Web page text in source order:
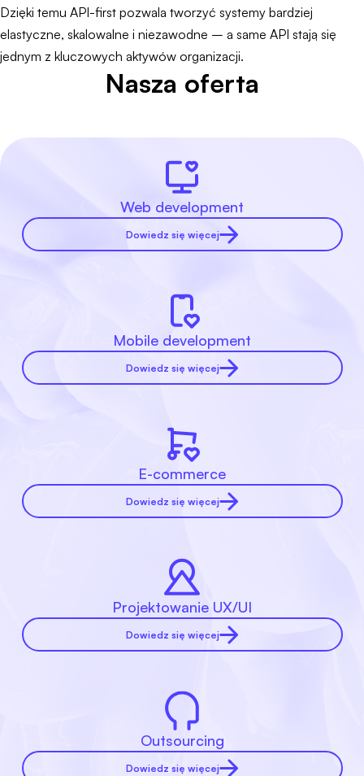
Dzięki temu API-first pozwala tworzyć systemy bardziej
elastyczne, skalowalne i niezawodne – a same API stają się
jednym z kluczowych aktywów organizacji.
Nasza oferta
Web development
Dowiedz się więcej
Mobile development
Dowiedz się więcej
E-commerce
Dowiedz się więcej
Projektowanie UX/UI
Dowiedz się więcej
Outsourcing
Dowiedz się więcej